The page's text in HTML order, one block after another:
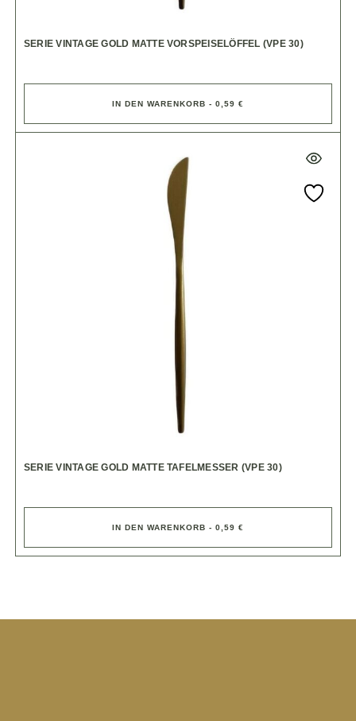
SERIE VINTAGE GOLD MATTE VORSPEISELÖFFEL (VPE 30)
IN DEN WARENKORB - 0,59 €
SERIE VINTAGE GOLD MATTE TAFELMESSER (VPE 30)
IN DEN WARENKORB - 0,59 €